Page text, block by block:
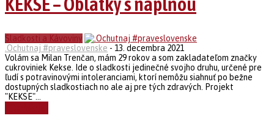
Sladkosti a Kávoviny
.Ochutnaj #praveslovenske - 13. decembra 2021
Volám sa Milan Trenčan, mám 29 rokov a som zakladateľom značky
cukroviniek Kekse. Ide o sladkosti jedinečné svojho druhu, určené pre
ľudí s potravinovými intoleranciami, ktorí nemôžu siahnuť po bežne
dostupných sladkostiach no ale aj pre tých zdravých. Projekt
"KEKSE"...